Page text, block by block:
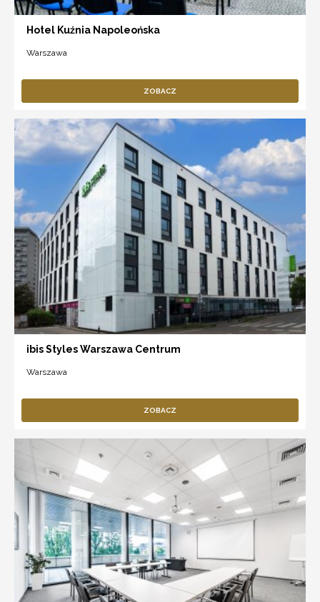
Hotel Kuźnia Napoleońska
Warszawa
ZOBACZ
ibis Styles Warszawa Centrum
Warszawa
ZOBACZ